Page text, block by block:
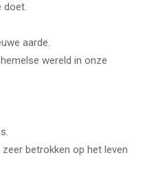
doet.
aarde.
wereld in onze
betrokken op het leven